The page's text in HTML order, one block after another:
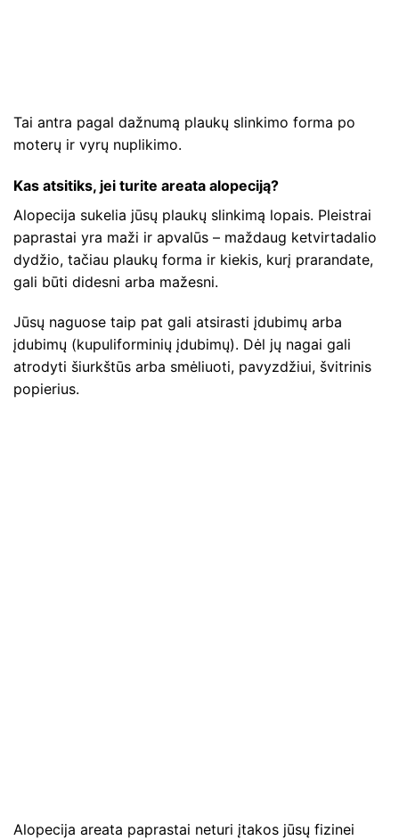
Tai antra pagal dažnumą plaukų slinkimo forma po
moterų ir vyrų nuplikimo.
Kas atsitiks, jei turite areata alopeciją?
Alopecija sukelia jūsų plaukų slinkimą lopais. Pleistrai
paprastai yra maži ir apvalūs – maždaug ketvirtadalio
dydžio, tačiau plaukų forma ir kiekis, kurį prarandate,
gali būti didesni arba mažesni.
Jūsų naguose taip pat gali atsirasti įdubimų arba
įdubimų (kupuliforminių įdubimų). Dėl jų nagai gali
atrodyti šiurkštūs arba smėliuoti, pavyzdžiui, švitrinis
popierius.
Alopecija areata paprastai neturi įtakos jūsų fizinei